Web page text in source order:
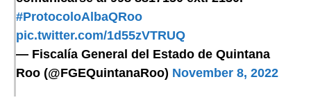
#ProtocoloAlbaQRoo
pic.twitter.com/1d55zVTRUQ
— Fiscalía General del Estado de Quintana
Roo (@FGEQuintanaRoo) November 8, 2022